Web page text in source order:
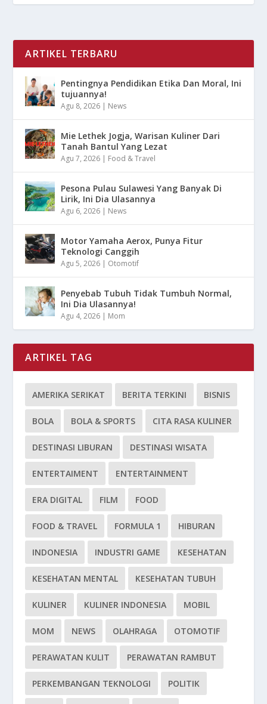
ARTIKEL TERBARU
Pentingnya Pendidikan Etika Dan Moral, Ini
tujuannya!
Agu 8, 2026 | News
Mie Lethek Jogja, Warisan Kuliner Dari
Tanah Bantul Yang Lezat
Agu 7, 2026 | Food & Travel
Pesona Pulau Sulawesi Yang Banyak Di
Lirik, Ini Dia Ulasannya
Agu 6, 2026 | News
Motor Yamaha Aerox, Punya Fitur
Teknologi Canggih
Agu 5, 2026 | Otomotif
Penyebab Tubuh Tidak Tumbuh Normal,
Ini Dia Ulasannya!
Agu 4, 2026 | Mom
ARTIKEL TAG
AMERIKA SERIKAT BERITA TERKINI BISNIS
BOLA BOLA & SPORTS CITA RASA KULINER
DESTINASI LIBURAN DESTINASI WISATA
ENTERTAIMENT ENTERTAINMENT
ERA DIGITAL FILM FOOD
FOOD & TRAVEL FORMULA 1 HIBURAN
INDONESIA INDUSTRI GAME KESEHATAN
KESEHATAN MENTAL KESEHATAN TUBUH
KULINER KULINER INDONESIA MOBIL
MOM NEWS OLAHRAGA OTOMOTIF
PERAWATAN KULIT PERAWATAN RAMBUT
PERKEMBANGAN TEKNOLOGI POLITIK